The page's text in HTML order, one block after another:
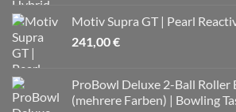
Motiv Supra GT | Pearl
241,00€
ProBowl Deluxe 2-Ball Roller
(mehrere Farben) | Bowling